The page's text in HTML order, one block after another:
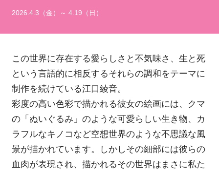
2026.4.3（金）～ 4.19（日）
この世界に存在する愛らしさと不気味さ、生と死
という言語的に相反するそれらの調和をテーマに
制作を続けている江口綾音。
彩度の高い色彩で描かれる彼女の絵画には、クマ
の「ぬいぐるみ」のような可愛らしい生き物、カ
ラフルなキノコなど空想世界のような不思議な風
景が描かれています。しかしその細部には彼らの
血肉が表現され、描かれるその世界はまさに私た